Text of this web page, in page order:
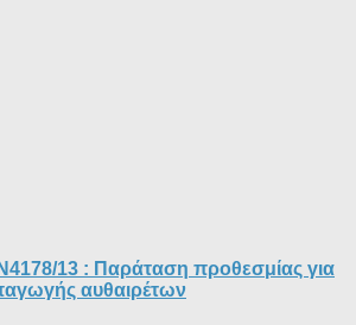
13 : Παράταση προθεσμίας για
αυθαιρέτων